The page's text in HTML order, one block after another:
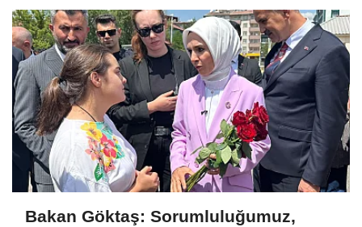
Bakan Göktaş: Sorumluluğumuz,